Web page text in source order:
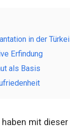
in der
Erfindung
als Basis
mit